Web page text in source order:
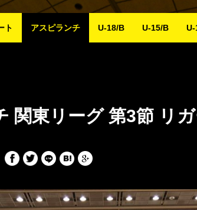
ト アスピランチ U-18/B U-15/B U-
関東リーグ 第3節 リ